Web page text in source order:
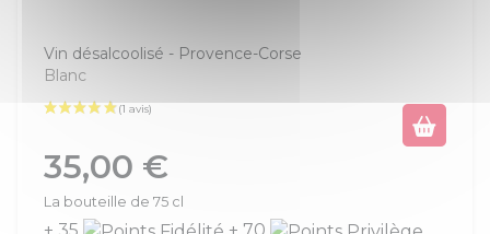
Vin désalcoolisé
Provence-Corse
Blanc
Prix
35,00 €
La bouteille de 75 cl